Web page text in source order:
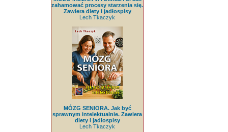
zahamować procesy starzenia się.
Zawiera diety i jadłospisy
Lech Tkaczyk
MÓZG SENIORA. Jak być
sprawnym intelektualnie. Zawiera
diety i jadłospisy
Lech Tkaczyk